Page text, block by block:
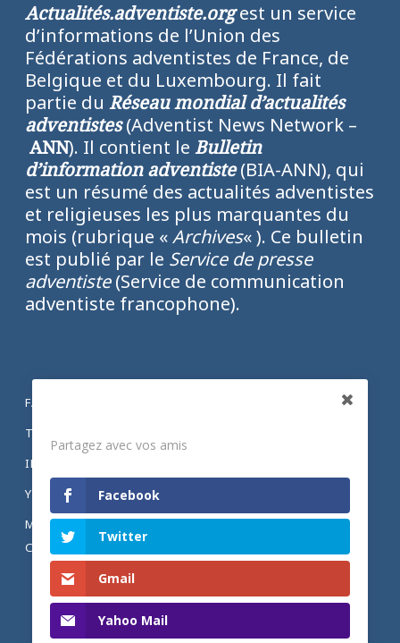
Actualités.adventiste.orgest un service
d’informations de l’Union des
Fédérations adventistes de France, de
Belgique et du Luxembourg. Il fait
partie du Réseau mondial d’actualités
adventistes(Adventist News Network –
ANN). Il contient le Bulletin
d’information adventiste(BIA-ANN), qui
est un résumé des actualités adventistes
et religieuses les plus marquantes du
mois (rubrique «Archives« ). Ce bulletin
est publié par le Service de presse
adventiste(Service de communication
adventiste francophone).
FACEBOOK
TWITTER
INSTAGRAM
YOUTUBE
MENTIONS LÉGALES ET POLITIQUE DE
CONFIDENTIALITÉ
Partagez avec vos amis
Facebook
Twitter
Gmail
Yahoo Mail